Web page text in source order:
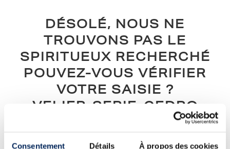
Consentement Détails À propos des cookies
DÉSOLÉ, NOUS NE
TROUVONS PAS LE
SPIRITUEUX RECHERCHÉ
POUVEZ-VOUS VÉRIFIER
VOTRE SAISIE ?
VELIER-SERIE-CEDRO
simplifiez votre demande (un seul mot clé)...